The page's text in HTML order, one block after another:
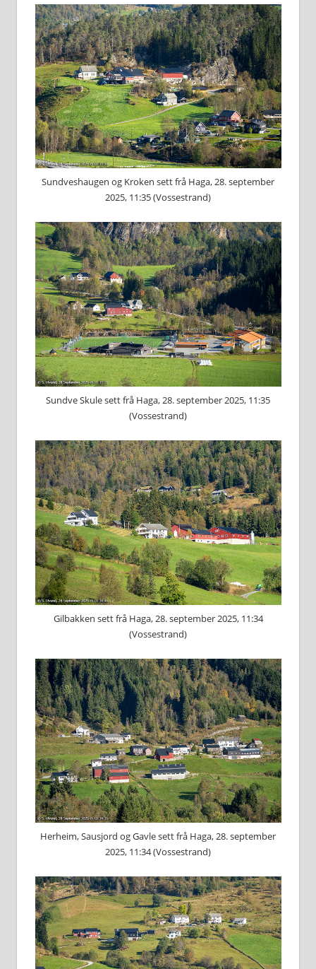
Sundveshaugen og Kroken sett frå Haga, 28. september
2025, 11:35 (Vossestrand)
Sundve Skule sett frå Haga, 28. september 2025, 11:35
(Vossestrand)
Gilbakken sett frå Haga, 28. september 2025, 11:34
(Vossestrand)
Herheim, Sausjord og Gavle sett frå Haga, 28. september
2025, 11:34 (Vossestrand)